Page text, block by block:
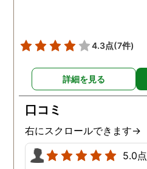
4.3点(7件)
詳細を見る
口コミ
右にスクロールできます→
5.0点